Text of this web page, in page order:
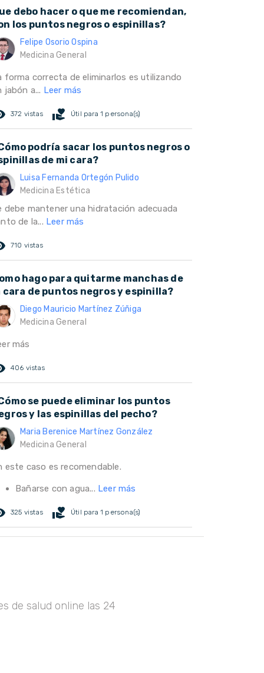
debo hacer o que me recomiendan,
los puntos negros o espinillas?
Felipe Osorio Ospina
Medicina General
forma correcta de eliminarlos es utilizando
jabón a... Leer más
372 vistas volunteer_activism Útil para 1 persona(s)
podría sacar los puntos negros o
de mi cara?
Luisa Fernanda Ortegón Pulido
Medicina Estética
debe mantener una hidratación adecuada
de la... Leer más
710 vistas
hago para quitarme manchas de
cara de puntos negros y espinilla?
Diego Mauricio Martínez Zúñiga
Medicina General
más
406 vistas
se puede eliminar los puntos
y las espinillas del pecho?
Maria Berenice Martínez González
Medicina General
este caso es recomendable.
Bañarse con agua... Leer más
325 vistas volunteer_activism Útil para 1 persona(s)
de salud online las 24